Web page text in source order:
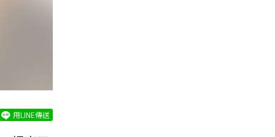
用LINE傳送